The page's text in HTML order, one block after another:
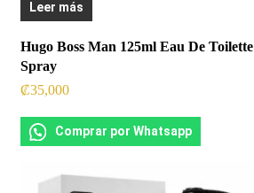
Leer más
Hugo Boss Man 125ml Eau De Toilette
Spray
₡35,000
Comprar por Whatsapp